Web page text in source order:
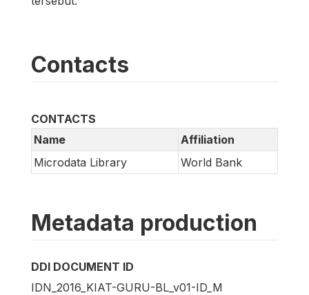
Contacts
CONTACTS
Name
Affiliation
Microdata Library
World Bank
Metadata production
DDI DOCUMENT ID
IDN_2016_KIAT-GURU-BL_v01-ID_M